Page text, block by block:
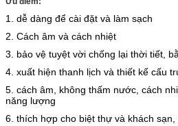
1. dễ dàng để cài đặt và làm sạch
2. Cách âm và cách nhiệt
3. bảo vệ tuyệt vời chống lại thời tiết,
4. xuất hiện thanh lịch và thiết kế cấu
5. cách âm, không thấm nước, cách
năng lượng
6. thích hợp cho biệt thự và khách sạn,